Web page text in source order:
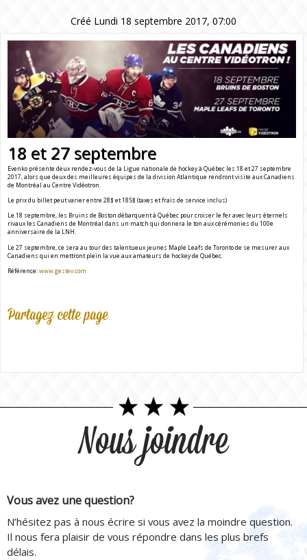
Créé Lundi 18 septembre 2017, 07:00
18 et 27 septembre
Evenko présente deux rendez-vous de la Ligue nationale de hockey à Québec les 18 et 27 septembre
2017, alors que deux des meilleures équipes de la division Atlantique rendront visite aux Canadiens
de Montréal au Centre Vidéotron.
Le prix du billet peut varier entre 28$ et 185$ (taxes et frais de service inclus)
Le 18 septembre, les Bruins de Boston débarquent à Québec pour croiser le fer avec leurs éternels
rivaux les Canadiens de Montréal dans un match qui donnera le ton aux cérémonies du 100e
anniversaire de la LNH.
Le 27 septembre, ce sera au tour des talentueux jeunes Maple Leafs de Toronto de se mesurer aux
Canadiens qui en mettront plein la vue aux amateurs de hockey de Québec.
Référence:www.gestev.com
Partagez cette page
Nous joindre
Vous avez une question?
N’hésitez pas à nous écrire si vous avez la moindre question.
Il nous fera plaisir de vous répondre dans les plus brefs
délais.